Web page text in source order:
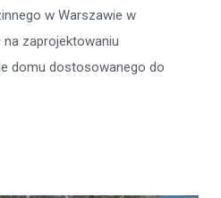
w Warszawie w
na zaprojektowaniu
domu dostosowanego do